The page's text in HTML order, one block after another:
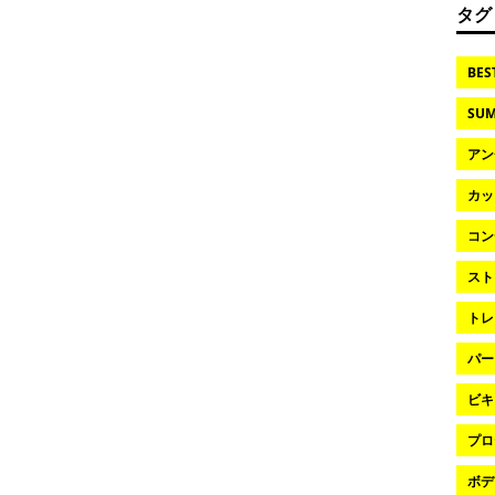
タグ
ア
カ
コ
ス
ト
パ
ビ
プ
ボ